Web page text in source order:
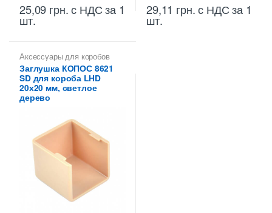
25,09 грн.с НДС за 1
шт.
29,11 грн.с НДС за 1
шт.
Аксессуары для коробов
Заглушка КОПОС 8621
SD для короба LHD
20х20 мм, светлое
дерево